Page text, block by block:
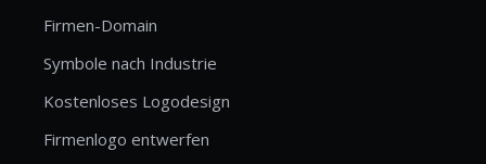
Firmen-Domain
Symbole nach Industrie
Kostenloses Logodesign
Firmenlogo entwerfen